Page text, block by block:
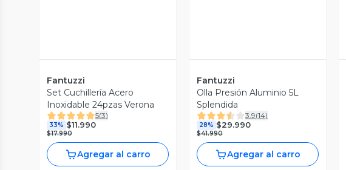
Fantuzzi
Set Cuchillería Acero
Inoxidable 24pzas Verona
5(3)
33% $11.990
$17.990
Agregar al carro
Fantuzzi
Olla Presión Aluminio 5L
Splendida
3.9(14)
28% $29.990
$41.990
Agregar al carro